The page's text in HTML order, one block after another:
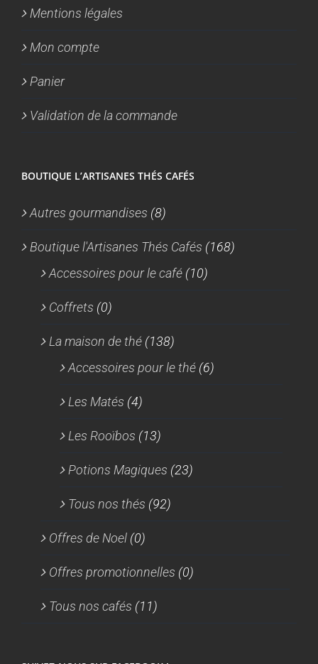
Mentions légales
Mon compte
Panier
Validation de la commande
BOUTIQUE L’ARTISANES THÉS CAFÉS
Autres gourmandises (8)
Boutique l'Artisanes Thés Cafés (168)
Accessoires pour le café (10)
Coffrets (0)
La maison de thé (138)
Accessoires pour le thé (6)
Les Matés (4)
Les Rooïbos (13)
Potions Magiques (23)
Tous nos thés (92)
Offres de Noel (0)
Offres promotionnelles (0)
Tous nos cafés (11)